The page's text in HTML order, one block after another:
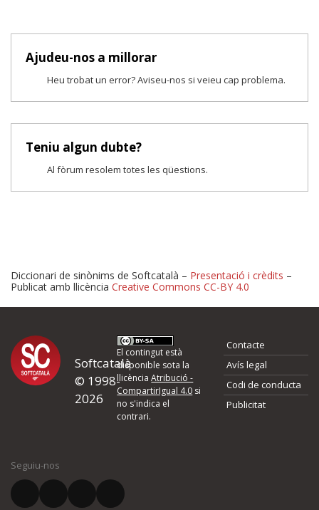
Ajudeu-nos a millorar
Heu trobat un error? Aviseu-nos si veieu cap problema.
Teniu algun dubte?
Al fòrum resolem totes les qüestions.
Proposeu-nos millores o
d'errors
Si heu trobat un error o voleu proposar alguna millora, ompliu els
quina és la millora que proposeu o l'error del qual voleu informar-
El vostre correu electrònic *
Diccionari de sinònims de Softcatalà – Presentació i crèdits –
Publicat amb llicència Creative Commons CC-BY 4.0
Softcatalà
© 1998-
2026
El contingut està
disponible sota la
llicènciaAtribució -
CompartirIgual 4.0 si
no s'indica el
contrari.
Contacte
Avís legal
Codi de conducta
Publicitat
Seguiu-nos